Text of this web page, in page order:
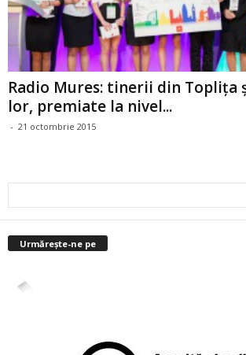
Radio Mures: tinerii din Toplița
lor, premiate la nivel...
- 21 octombrie 2015
Urmărește-ne pe
4,400